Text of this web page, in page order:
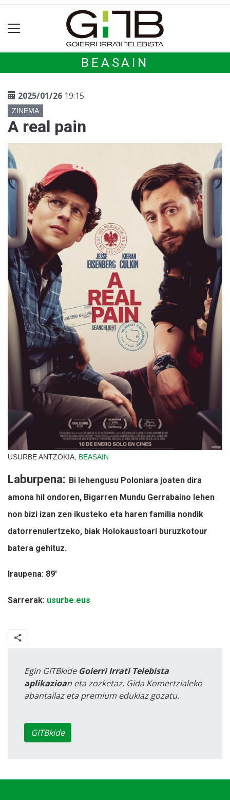
BEASAIN
2025/01/26 19:15
ZINEMA
A real pain
USURBE ANTZOKIA, BEASAIN
Laburpena: Bi lehengusu Poloniara joaten dira
amona hil ondoren, Bigarren Mundu Gerrabaino lehen
non bizi izan zen ikusteko eta haren familia nondik
datorrenulertzeko, biak Holokaustoari buruzkotour
batera gehituz.
Iraupena: 89'
Sarrerak: usurbe.eus
Egin GITBkide Goierri Irrati Telebista
aplikazioan eta zozketaz, Gida Komertzialeko
abantailaz eta premium edukiaz gozatu.
GITBkide